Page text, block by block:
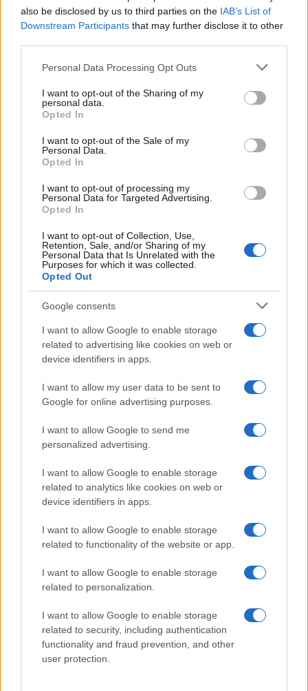
also be disclosed by us to third parties on the IAB’s List of
Downstream Participants that may further disclose it to other
Please note that this website/app uses one or more Google
not limited to your visit or usage behaviour. You may click to
grant or deny consent to Google and its third-party tags to
use your data for below specified purposes in below Google
consent section.
Personal Data Processing Opt Outs
I want to opt-out of the Sharing of my
personal data.
Opted In
I want to opt-out of the Sale of my
Personal Data.
Opted In
I want to opt-out of processing my
Personal Data for Targeted Advertising.
Opted In
I want to opt-out of Collection, Use,
Retention, Sale, and/or Sharing of my
Personal Data that Is Unrelated with the
Purposes for which it was collected.
Opted Out
Google consents
I want to allow Google to enable storage
related to advertising like cookies on web or
device identifiers in apps.
I want to allow my user data to be sent to
Google for online advertising purposes.
I want to allow Google to send me
personalized advertising.
I want to allow Google to enable storage
related to analytics like cookies on web or
device identifiers in apps.
I want to allow Google to enable storage
related to functionality of the website or app.
I want to allow Google to enable storage
related to personalization.
I want to allow Google to enable storage
related to security, including authentication
functionality and fraud prevention, and other
user protection.
Ferragosto al Prosit: musica e divertimento
a San Vendemiano
A San Vendemiano, il Ferragosto si festeggia con due serate
speciali alla birreria Prosit: un tributo ai Duran Duran e una
maratona…
Letizia Fontana · 7 Ago 2026
CONCERTI
Il nuovo singolo di Sayanbull e Sinomine
Sayanbull e Sinomine collaborano in Niente è per sempre, un
brano che mescola urban e latin per raccontare le insicurezze
sentimentali.